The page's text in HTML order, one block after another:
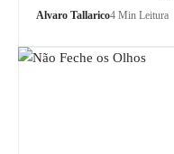
Alvaro Tallarico4 Min Leitura